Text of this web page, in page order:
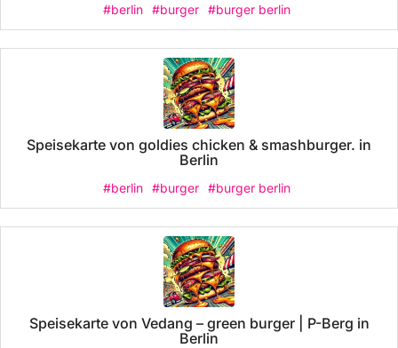
#berlin #burger #burger berlin
Speisekarte von goldies chicken & smashburger. in
Berlin
#berlin #burger #burger berlin
Speisekarte von Vedang – green burger | P-Berg in
Berlin